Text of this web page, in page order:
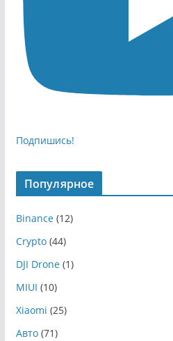
Подпишись!
Популярное
Binance(12)
Crypto(44)
DJI Drone(1)
MIUI (10)
Xiaomi (25)
Авто(71)